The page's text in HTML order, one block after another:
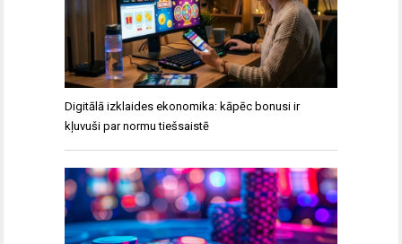
Digitālā izklaides ekonomika: kāpēc bonusi ir
kļuvuši par normu tiešsaistē